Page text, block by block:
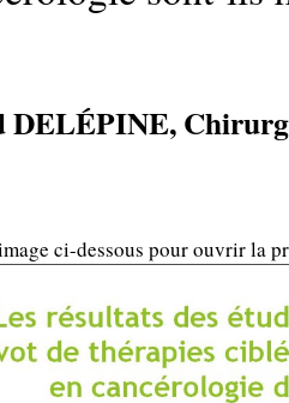
DELÉPINE,
ci-dessous pour ouvrir la